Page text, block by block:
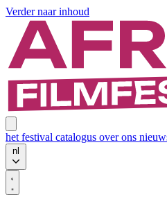
Verder naar inhoud
het festival catalogus over ons
nl